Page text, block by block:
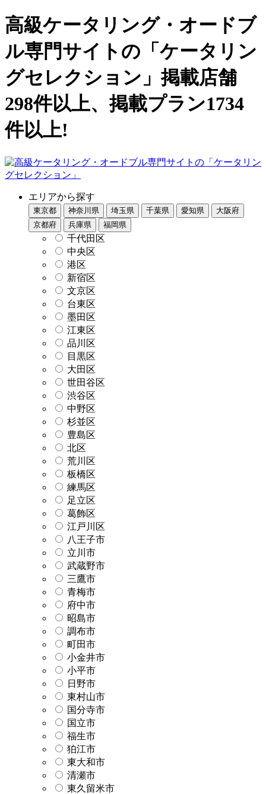
高級ケータリング・オードブ
ル専門サイトの「ケータリン
グセレクション」掲載店舗
298件以上、掲載プラン1734
件以上!
エリアから探す
東京都 神奈川県 埼玉県 千葉県 愛知県
大阪府
京都府
兵庫県 福岡県
千代田区
中央区
港区
新宿区
文京区
台東区
墨田区
江東区
品川区
目黒区
大田区
世田谷区
渋谷区
中野区
杉並区
豊島区
北区
荒川区
板橋区
練馬区
足立区
葛飾区
江戸川区
八王子市
立川市
武蔵野市
三鷹市
青梅市
府中市
昭島市
調布市
町田市
小金井市
小平市
日野市
東村山市
国分寺市
国立市
福生市
狛江市
東大和市
清瀬市
東久留米市